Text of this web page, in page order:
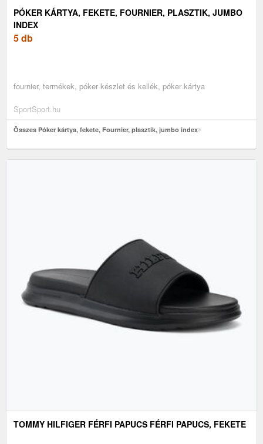
PÓKER KÁRTYA, FEKETE, FOURNIER, PLASZTIK, JUMBO
INDEX
5 db
fournier, termékek, póker készlet és kellék, póker kártya
SportSport.hu
Összes Póker kártya, fekete, Fournier, plasztik, jumbo index
TOMMY HILFIGER FÉRFI PAPUCS FÉRFI PAPUCS, FEKETE